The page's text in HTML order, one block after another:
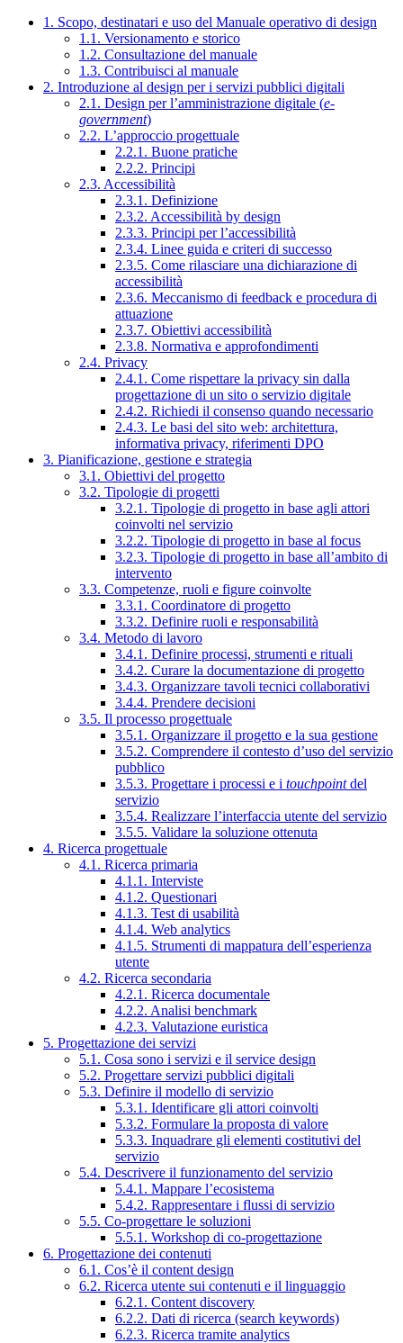
1. Scopo, destinatari e uso del Manuale operativo di design
1.1. Versionamento e storico
1.2. Consultazione del manuale
1.3. Contribuisci al manuale
2. Introduzione al design per i servizi pubblici digitali
2.1. Design per l’amministrazione digitale (e-
government)
2.2. L’approccio progettuale
2.2.1. Buone pratiche
2.2.2. Principi
2.3. Accessibilità
2.3.1. Definizione
2.3.2. Accessibilità by design
2.3.3. Principi per l’accessibilità
2.3.4. Linee guida e criteri di successo
2.3.5. Come rilasciare una dichiarazione di
accessibilità
2.3.6. Meccanismo di feedback e procedura di
attuazione
2.3.7. Obiettivi accessibilità
2.3.8. Normativa e approfondimenti
2.4. Privacy
2.4.1. Come rispettare la privacy sin dalla
progettazione di un sito o servizio digitale
2.4.2. Richiedi il consenso quando necessario
2.4.3. Le basi del sito web: architettura,
informativa privacy, riferimenti DPO
3. Pianificazione, gestione e strategia
3.1. Obiettivi del progetto
3.2. Tipologie di progetti
3.2.1. Tipologie di progetto in base agli attori
coinvolti nel servizio
3.2.2. Tipologie di progetto in base al focus
3.2.3. Tipologie di progetto in base all’ambito di
intervento
3.3. Competenze, ruoli e figure coinvolte
3.3.1. Coordinatore di progetto
3.3.2. Definire ruoli e responsabilità
3.4. Metodo di lavoro
3.4.1. Definire processi, strumenti e rituali
3.4.2. Curare la documentazione di progetto
3.4.3. Organizzare tavoli tecnici collaborativi
3.4.4. Prendere decisioni
3.5. Il processo progettuale
3.5.1. Organizzare il progetto e la sua gestione
3.5.2. Comprendere il contesto d’uso del servizio
pubblico
3.5.3. Progettare i processi e i touchpointdel
servizio
3.5.4. Realizzare l’interfaccia utente del servizio
3.5.5. Validare la soluzione ottenuta
4. Ricerca progettuale
4.1. Ricerca primaria
4.1.1. Interviste
4.1.2. Questionari
4.1.3. Test di usabilità
4.1.4. Web analytics
4.1.5. Strumenti di mappatura dell’esperienza
utente
4.2. Ricerca secondaria
4.2.1. Ricerca documentale
4.2.2. Analisi benchmark
4.2.3. Valutazione euristica
5. Progettazione dei servizi
5.1. Cosa sono i servizi e il service design
5.2. Progettare servizi pubblici digitali
5.3. Definire il modello di servizio
5.3.1. Identificare gli attori coinvolti
5.3.2. Formulare la proposta di valore
5.3.3. Inquadrare gli elementi costitutivi del
servizio
5.4. Descrivere il funzionamento del servizio
5.4.1. Mappare l’ecosistema
5.4.2. Rappresentare i flussi di servizio
5.5. Co-progettare le soluzioni
5.5.1. Workshop di co-progettazione
6. Progettazione dei contenuti
6.1. Cos’è il content design
6.2. Ricerca utente sui contenuti e il linguaggio
6.2.1. Content discovery
6.2.2. Dati di ricerca (search keywords)
6.2.3. Ricerca tramite analytics